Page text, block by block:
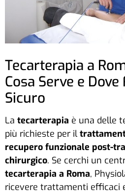
Tecarterapia a
Cosa Serve e
Sicuro
La tecarterapia è una delle
più richieste per il
recupero funzionale post-
chirurgico. Se cerchi un
tecarterapia a Roma,
ricevere trattamenti efficaci